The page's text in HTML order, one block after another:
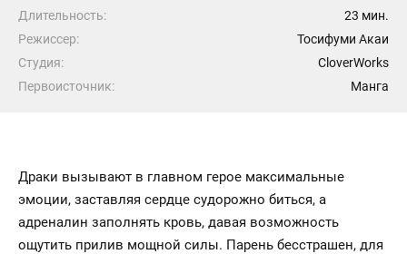
Длительность:
23 мин.
Режиссер:
Тосифуми Акаи
Студия:
CloverWorks
Первоисточник:
Манга
Драки вызывают в главном герое максимальные
эмоции, заставляя сердце судорожно биться, а
адреналин заполнять кровь, давая возможность
ощутить прилив мощной силы. Парень бесстрашен, для